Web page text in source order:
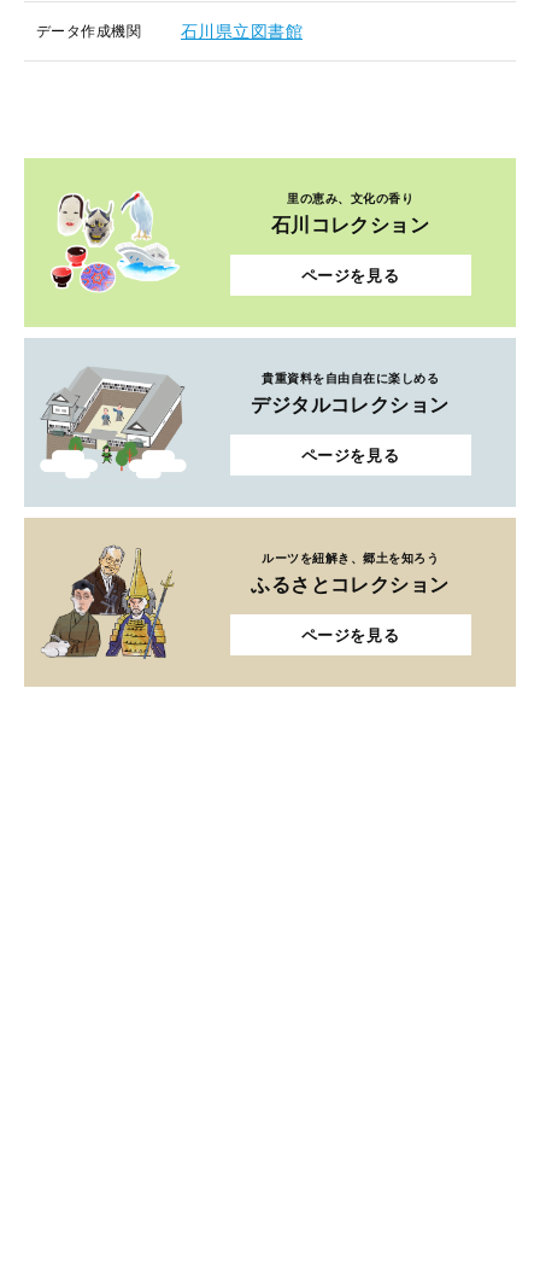
データ作成機関 石川県立図書館
里の恵み、文化の香り
石川コレクション
ページを見る
貴重資料を自由自在に楽しめる
デジタルコレクション
ページを見る
ルーツを紐解き、郷土を知ろう
ふるさとコレクション
ページを見る